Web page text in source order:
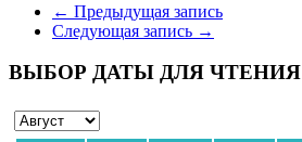
Отправить
← Предыдущая запись
Следующая запись →
ВЫБОР ДАТЫ ДЛЯ ЧТЕНИЯ